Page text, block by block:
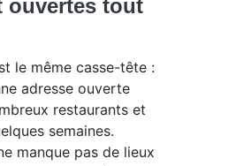
ouvertes tout
le même casse-tête :
adresse ouverte
restaurants et
semaines.
manque pas de lieux